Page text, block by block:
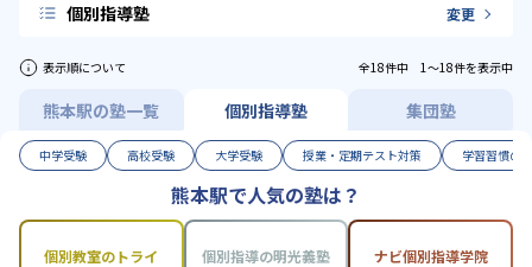
個別指導塾 変更
表示順について 全18件中 1〜18件を表示中
熊本駅の塾一覧 個別指導塾 集団塾
中学受験 高校受験 大学受験 授業・定期テスト対策 学習習慣の
熊本駅で人気の塾は？
個別教室のトライ 個別指導の明光義塾 ナビ個別指導学院